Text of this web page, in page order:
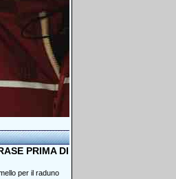
PRIMA DI
per il raduno